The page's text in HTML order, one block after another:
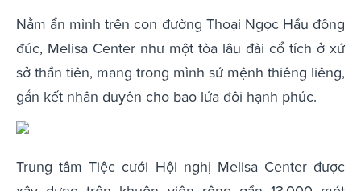
Nằm ẩn mình trên con đường Thoại Ngọc Hầu đông
đúc, Melisa Center như một tòa lâu đài cổ tích ở xứ
sở thần tiên, mang trong mình sứ mệnh thiêng liêng,
gắn kết nhân duyên cho bao lứa đôi hạnh phúc.
Trung tâm Tiệc cưới Hội nghị Melisa Center được